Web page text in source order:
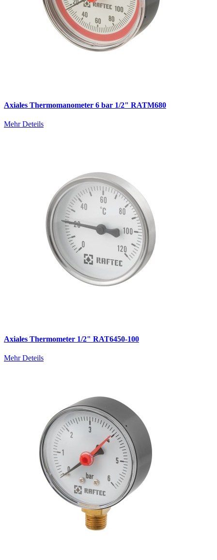
Axiales Thermomanometer 6 bar 1/2" RATM680
Mehr Deteils
Axiales Thermometer 1/2" RAT6450-100
Mehr Deteils